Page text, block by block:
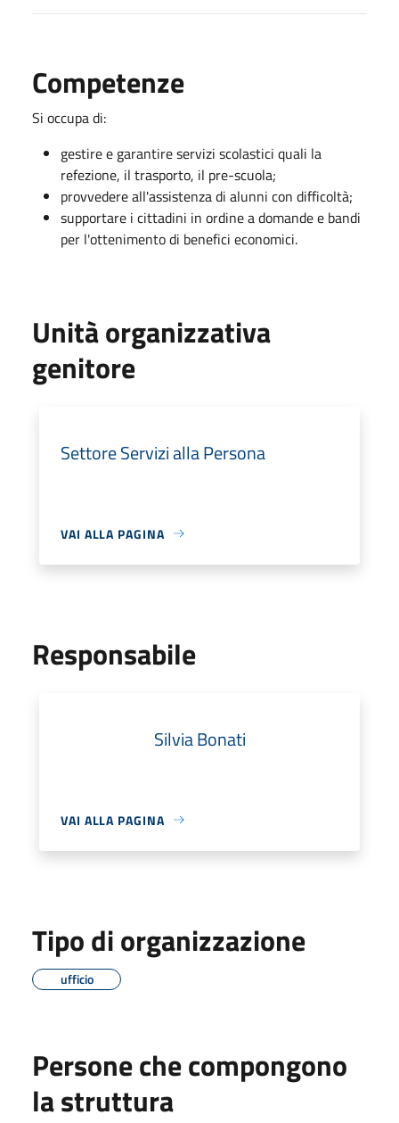
Competenze
Si occupa di:
gestire e garantire servizi scolastici quali la
refezione, il trasporto, il pre-scuola;
provvedere all'assistenza di alunni con difficoltà;
supportare i cittadini in ordine a domande e bandi
per l'ottenimento di benefici economici.
Unità organizzativa
genitore
Settore Servizi alla Persona
VAI ALLA PAGINA
Responsabile
Silvia Bonati
VAI ALLA PAGINA
Tipo di organizzazione
ufficio
Persone che compongono
la struttura